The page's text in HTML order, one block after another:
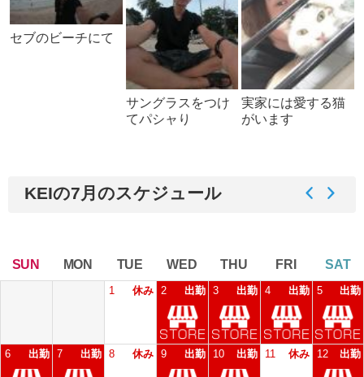
セブのビーチにて
サングラスをつけ
てパシャり
実家には愛する猫
がいます
KEIの7月のスケジュール
SUN MON TUE WED THU FRI SAT